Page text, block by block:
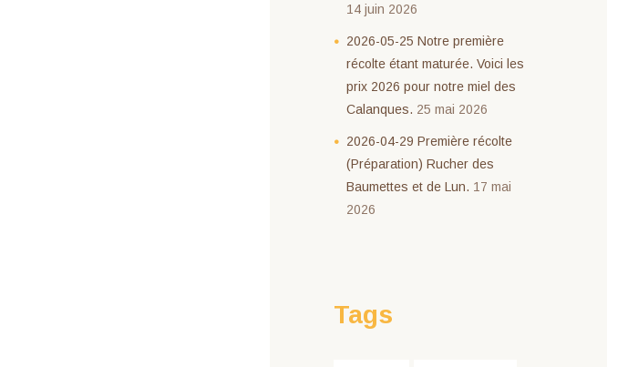
14 juin 2026
2026-05-25 Notre première
récolte étant maturée. Voici les
prix 2026 pour notre miel des
Calanques. 25 mai 2026
2026-04-29 Première récolte
(Préparation) Rucher des
Baumettes et de Lun. 17 mai
2026
Tags